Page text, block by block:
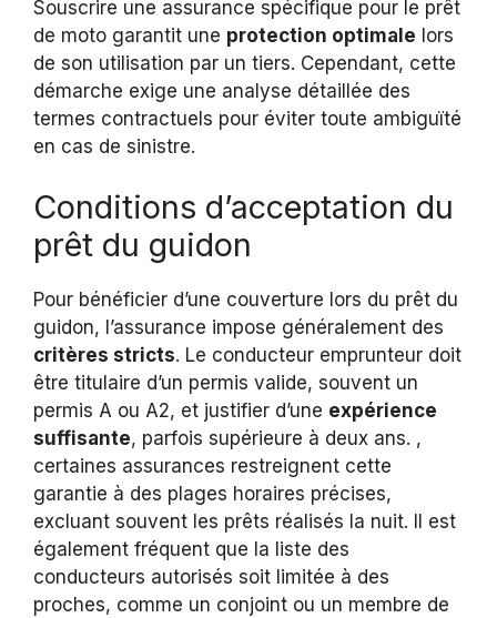
Souscrire une assurance spécifique pour le prêt
de moto garantit une protection optimale lors
de son utilisation par un tiers. Cependant, cette
démarche exige une analyse détaillée des
termes contractuels pour éviter toute ambiguïté
en cas de sinistre.
Conditions d’acceptation du
prêt du guidon
Pour bénéficier d’une couverture lors du prêt du
guidon, l’assurance impose généralement des
critères stricts. Le conducteur emprunteur doit
être titulaire d’un permis valide, souvent un
permis A ou A2, et justifier d’une expérience
suffisante, parfois supérieure à deux ans. ,
certaines assurances restreignent cette
garantie à des plages horaires précises,
excluant souvent les prêts réalisés la nuit. Il est
également fréquent que la liste des
conducteurs autorisés soit limitée à des
proches, comme un conjoint ou un membre de